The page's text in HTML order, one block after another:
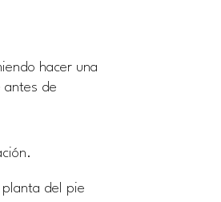
hacer una
antes de
planta del pie